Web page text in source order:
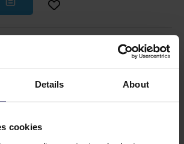
Details About
cookies
1/2"AG x Male Edelstahl
Nummer 306118000